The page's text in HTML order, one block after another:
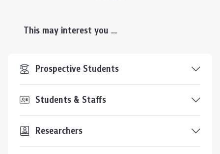
This may interest you ...
Prospective Students
Students & Staffs
Researchers